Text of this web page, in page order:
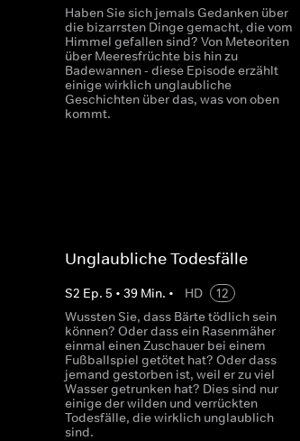
Haben Sie sich jemals Gedanken über
die bizarrsten Dinge gemacht, die vom
Himmel gefallen sind? Von Meteoriten
über Meeresfrüchte bis hin zu
Badewannen - diese Episode erzählt
einige wirklich unglaubliche
Geschichten über das, was von oben
kommt.
Unglaubliche Todesfälle
S2 Ep. 5 • 39 Min. • HD
12
Wussten Sie, dass Bärte tödlich sein
können? Oder dass ein Rasenmäher
einmal einen Zuschauer bei einem
Fußballspiel getötet hat? Oder dass
jemand gestorben ist, weil er zu viel
Wasser getrunken hat? Dies sind nur
einige der wilden und verrückten
Todesfälle, die wirklich unglaublich
sind.